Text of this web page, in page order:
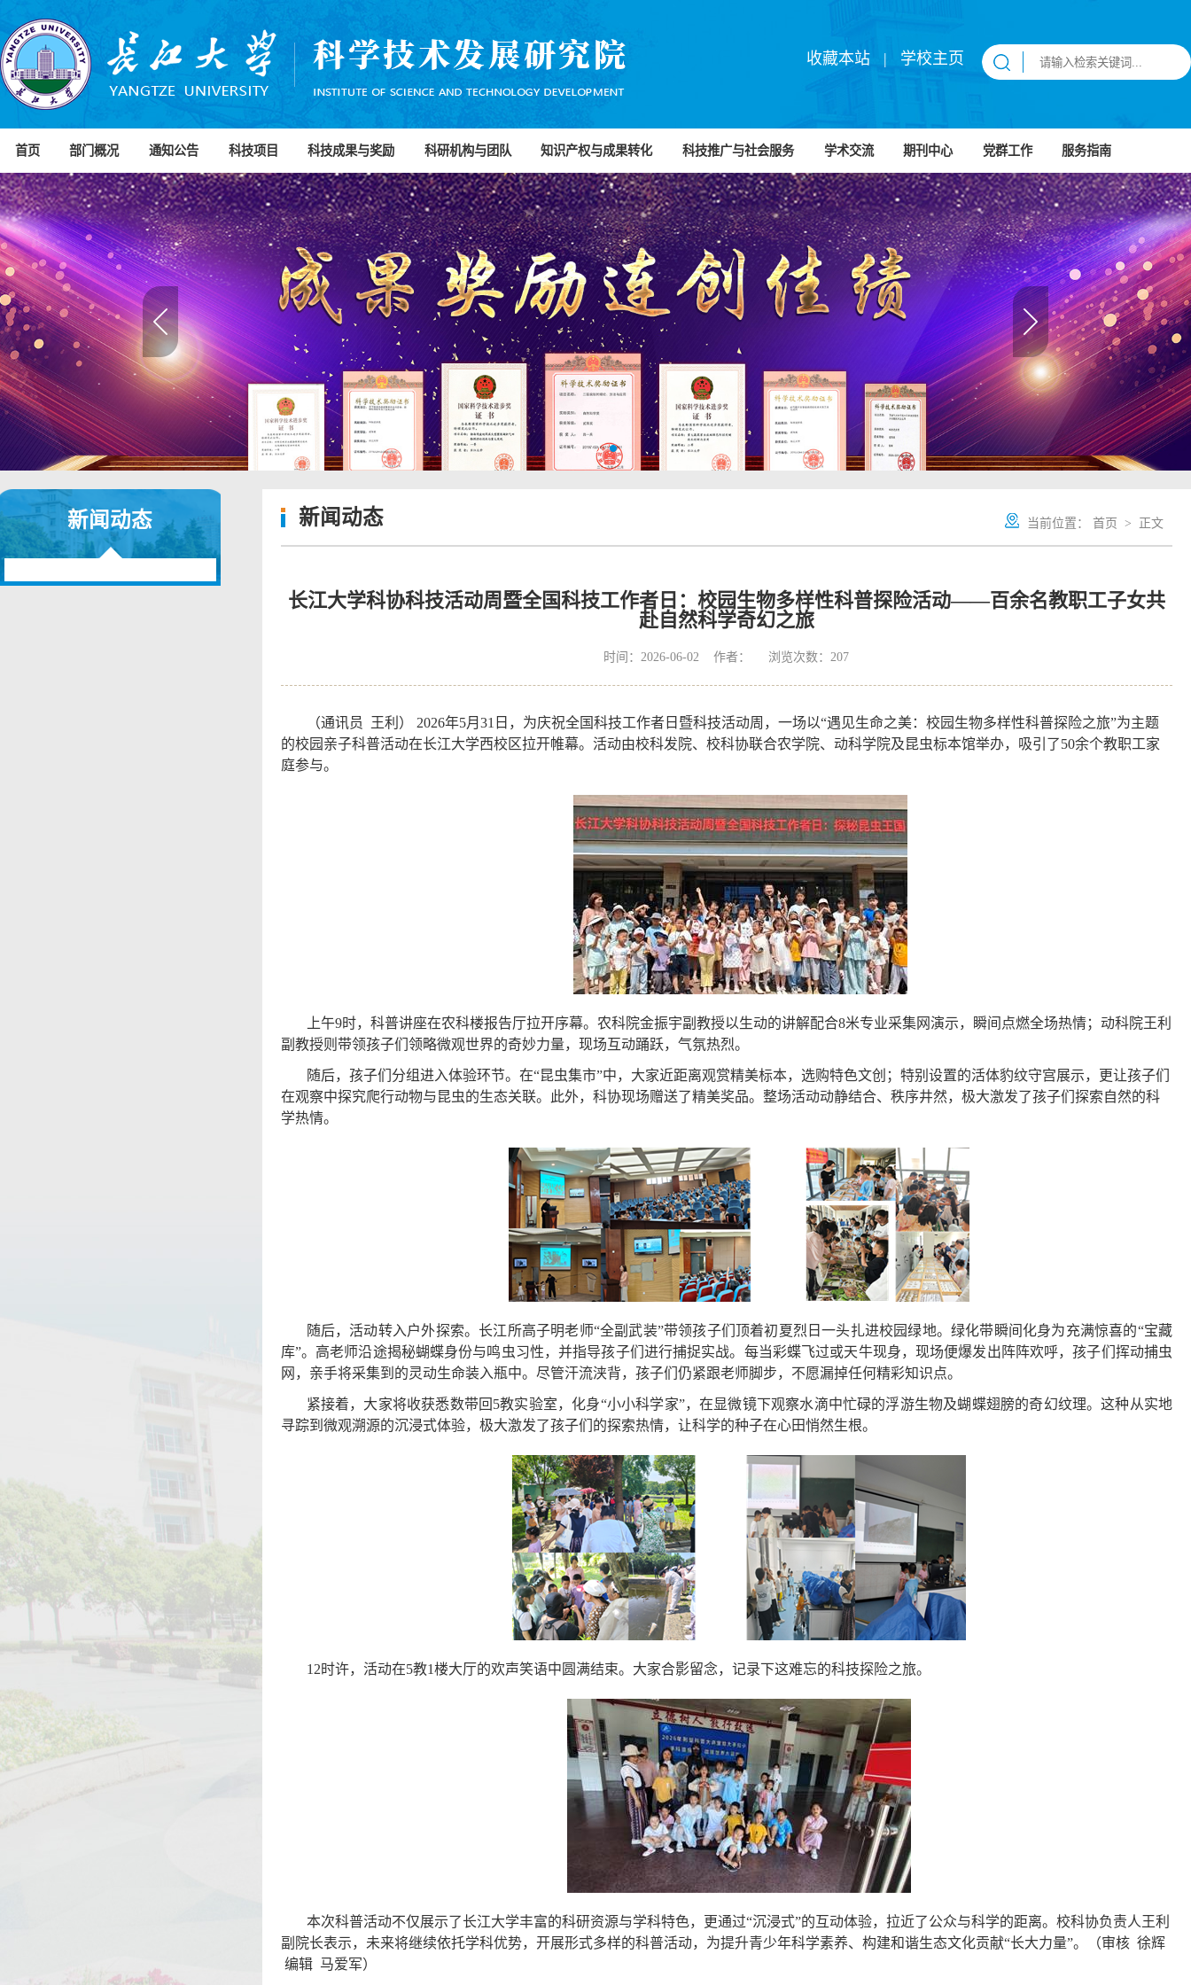
收藏本站 | 学校主页
首页 部门概况 通知公告 科技项目 科技成果与奖励 科研机构与团队 知识产权与成果转化 科技推广与社会服务 学术交流 期刊中心 党群工作 服务指南
新闻动态 新闻动态 当前位置： 首页 > 正文
长江大学科协科技活动周暨全国科技工作者日：校园生物多样性科普探险活动——百余名教职工子女共
赴自然科学奇幻之旅
时间：2026-06-02 作者： 浏览次数： 207
（通讯员 王利） 2026年5月 31 日，为庆祝全国科技工作者日暨科技活动周，一场以“遇见生命之美：校园生物多样性科普探险之旅”为主题
的校园亲子科普活动在长江大学西校区拉开帷幕。活动由校科发院、校科协联合农学院、动科学院及昆虫标本馆举办，吸引了50余个教职工家
庭参与。
上午9时，科普讲座在农科楼报告厅拉开序幕。农科院金振宇副教授以生动的讲解配合8米专业采集网演示，瞬间点燃全场热情；动科院王利
副教授则带领孩子们领略微观世界的奇妙力量，现场互动踊跃，气氛热烈。
随后，孩子们分组进入体验环节。在“昆虫集市”中，大家近距离观赏精美标本，选购特色文创；特别设置的活体豹纹守宫展示，更让孩子们
在观察中探究爬行动物与昆虫的生态关联。此外，科协现场赠送了精美奖品。整场活动动静结合、秩序井然，极大激发了孩子们探索自然的科
学热情。
随后，活动转入户外探索。长江所高子明老师“全副武装”带领孩子们顶着初夏烈日一头扎进校园绿地。绿化带瞬间化身为充满惊喜的“宝藏
库”。高老师沿途揭秘蝴蝶身份与鸣虫习性，并指导孩子们进行捕捉实战。每当彩蝶飞过或天牛现身，现场便爆发出阵阵欢呼，孩子们挥动捕虫
网，亲手将采集到的灵动生命装入瓶中。尽管汗流浃背，孩子们仍紧跟老师脚步，不愿漏掉任何精彩知识点。
紧接着，大家将收获悉数带回 5教实验室，化身“小小科学家”，在显微镜下观察水滴中忙碌的浮游生物及蝴蝶翅膀的奇幻纹理。这种从实地
寻踪到微观溯源的沉浸式体验，极大激发了孩子们的探索热情，让科学的种子在心田悄然生根。
12时许，活动在5教1楼大厅的欢声笑语中圆满结束。大家合影留念，记录下这难忘的科技探险之旅。
本次科普活动不仅展示了长江大学丰富的科研资源与学科特色，更通过“沉浸式”的互动体验，拉近了公众与科学的距离。校科协负责人王利
副院长表示，未来将继续依托学科优势，开展形式多样的科普活动，为提升青少年科学素养、构建和谐生态文化贡献“长大力量”。（审核 徐辉
编辑 马爱军）